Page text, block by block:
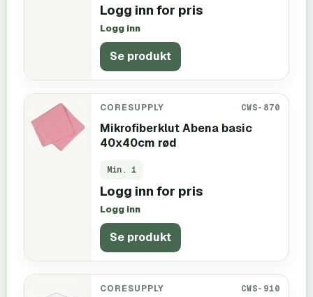
Logg inn for pris
Logg inn
Se produkt
CORESUPPLY CWS-870
Mikrofiberklut Abena basic
40x40cm rød
Min. 1
Logg inn for pris
Logg inn
Se produkt
CORESUPPLY CWS-910